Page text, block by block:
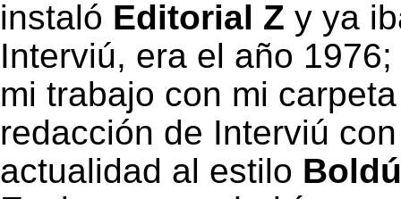
instaló Editorial Z y ya
Interviú, era el año
mi trabajo con mi
redacción de Interviú
actualidad al estilo Boldú